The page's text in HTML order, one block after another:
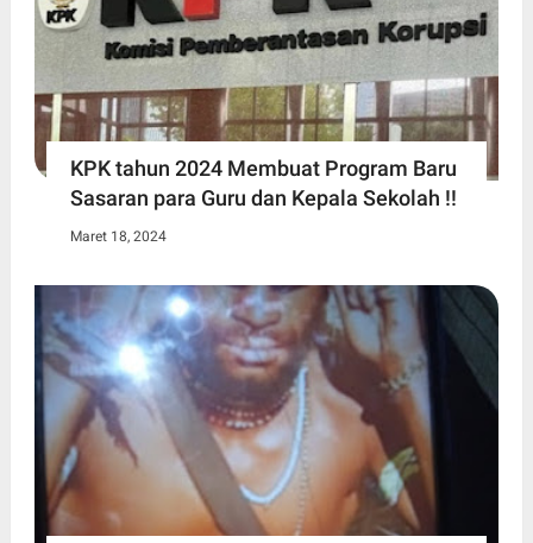
KPK tahun 2024 Membuat Program Baru
Sasaran para Guru dan Kepala Sekolah !!
Maret 18, 2024